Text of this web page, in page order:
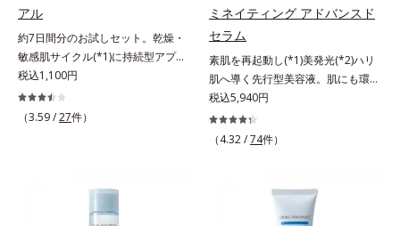
アル
約7日間分のお試しセット。乾燥・
敏感肌サイクル(*1)に持続型アプロ
ーチ。敏感肌用保湿スキンケア
(*2)。うるおいを逃し、刺激を受け
やすい角層の“乾燥敏感スランプ
「オルビス アクアニスト」。乾燥
税込1,100円
（3.59 /27件）
ミネイティング アドバンスド
セラム
素肌を再起動し(*1)美発光(*2)ハリ
肌へ導く先行型美容液。肌にも環境
にも、いいことを——。
「CLEANENCE（クリーンエン
ス）」が目指すのは、まっさらな素
されるはずだった原料や資源を「ア
ップサイクル（そのまま再利用する
税込5,940円
（4.32 /74件）